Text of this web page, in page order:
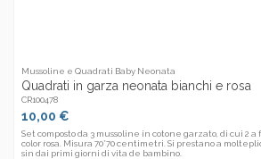
Mussoline e Quadrati Baby Neonata
Quadrati in garza neonata bianchi e rosa
CR100478
10,00 €
Set composto da 3 mussoline in cotone garzato, di cui 2
color rosa. Misura 70*70 centimetri. Si prestano a
sin dai primi giorni di vita de bambino.